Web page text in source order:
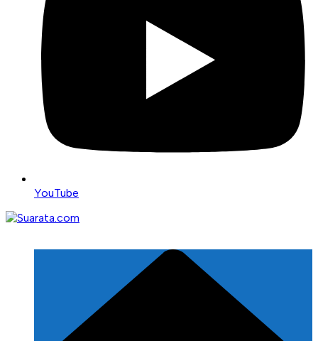
YouTube